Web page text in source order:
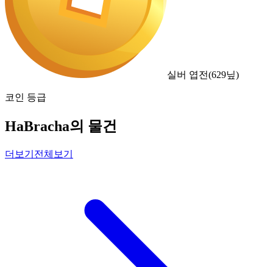
실버 엽전(629닢)
코인 등급
HaBracha의 물건
더보기 전체보기